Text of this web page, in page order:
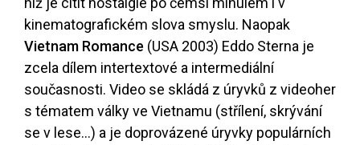
kinematografickém slova smyslu. Naopak
Vietnam Romance (USA 2003) Eddo Sterna je
zcela dílem intertextové a intermediální
současnosti. Video se skládá z úryvků z videoher
s tématem války ve Vietnamu (střílení, skrývání
se v lese...) a je doprovázené úryvky populárních